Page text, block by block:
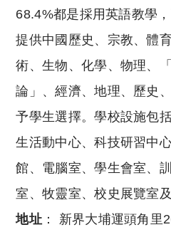
68.4%都是採用英語教學
提供中國歷史、宗教、體
術、生物、化學、物理、
論」、經濟、地理、歷史
予學生選擇。學校設施包
生活動中心、科技研習中
館、電腦室、學生會室、
室、牧靈室、校史展覽室及
地址 ： 新界大埔運頭角里